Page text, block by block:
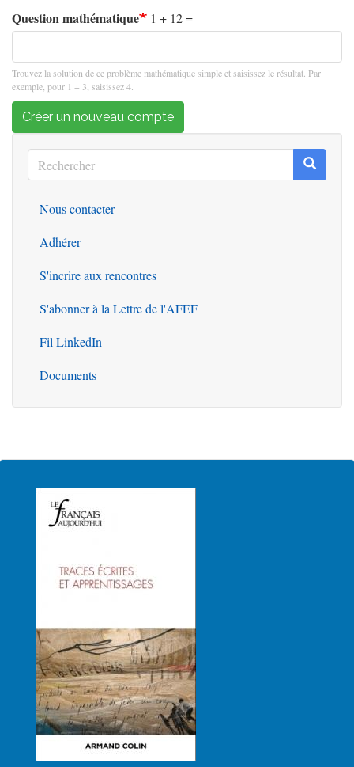
Question mathématique 1 + 12 =
Trouvez la solution de ce problème mathématique simple et saisissez le résultat. Par
exemple, pour 1 + 3, saisissez 4.
Créer un nouveau compte
Rechercher
Rechercher
Outils
Nous contacter
Adhérer
S'incrire aux rencontres
S'abonner à la Lettre de l'AFEF
Fil LinkedIn
Documents